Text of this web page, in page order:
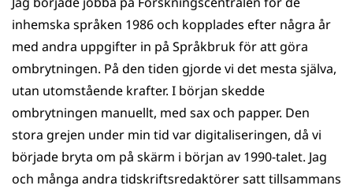
inhemska språken 1986 och kopplades efter några år
med andra uppgifter in på Språkbruk för att göra
ombrytningen. På den tiden gjorde vi det mesta själva,
utan utomstående krafter. I början skedde
ombrytningen manuellt, med sax och papper. Den
stora grejen under min tid var digitaliseringen, då vi
började bryta om på skärm i början av 1990-talet. Jag
och många andra tidskriftsredaktörer satt tillsammans